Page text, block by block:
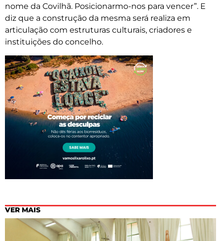
nome da Covilhã. Posicionarmo-nos para vencer”. E
diz que a construção da mesma será realiza em
articulação com estruturas culturais, criadores e
instituições do concelho.
VER MAIS